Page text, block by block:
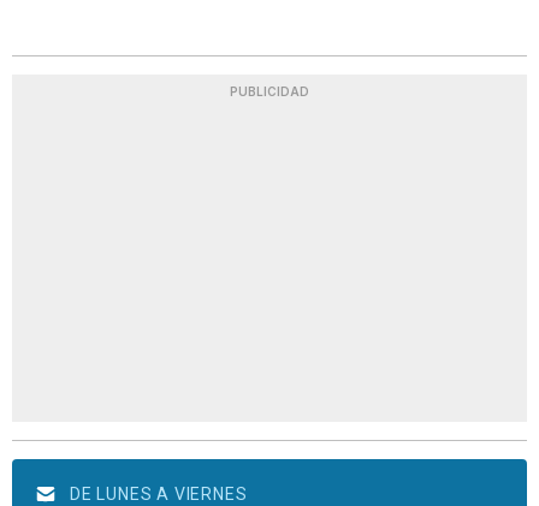
PUBLICIDAD
DE LUNES A VIERNES